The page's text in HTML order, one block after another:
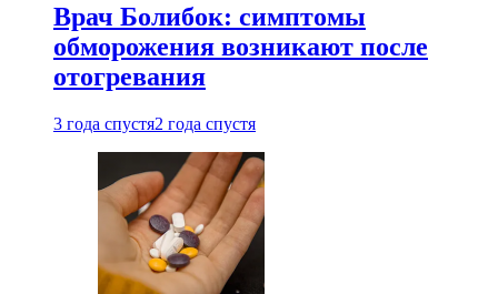
Врач Болибок: симптомы
обморожения возникают после
отогревания
3 года спустя2 года спустя